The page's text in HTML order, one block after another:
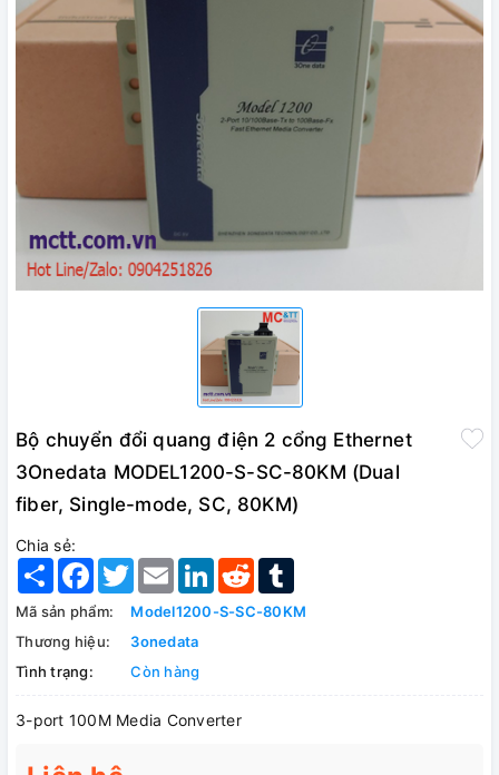
Bộ chuyển đổi quang điện 2 cổng Ethernet
3Onedata MODEL1200-S-SC-80KM (Dual
fiber, Single-mode, SC, 80KM)
Chia sẻ:
Share Facebook
TwitterEmail LinkedInReddit
Mã sản phẩm:
Model1200-S-SC-80KM
Thương hiệu:
3onedata
Tình trạng:
Còn hàng
3-port 100M Media Converter